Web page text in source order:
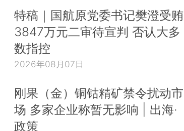
特稿｜国航原党委书记樊澄受贿
3847万元二审待宣判 否认大多
数指控
2026年08月07日
刚果（金）铜钴精矿禁令扰动市
场 多家企业称暂无影响 | 出海·
政策